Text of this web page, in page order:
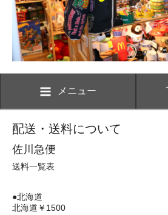
メニュー
配送・送料について
佐川急便
送料一覧表
●北海道
北海道￥1500